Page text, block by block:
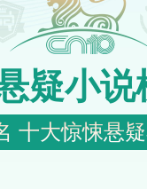
疑小说
十大惊悚悬